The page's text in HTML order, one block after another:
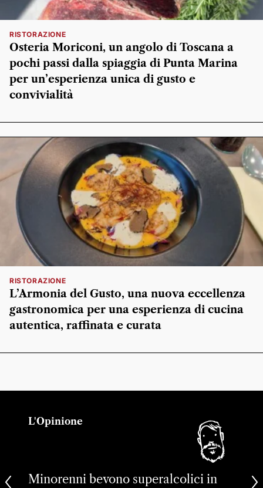
RISTORAZIONE
Osteria Moriconi, un angolo di Toscana a
pochi passi dalla spiaggia di Punta Marina
per un’esperienza unica di gusto e
convivialità
RISTORAZIONE
L’Armonia del Gusto, una nuova eccellenza
gastronomica per una esperienza di cucina
autentica, raffinata e curata
L'Opinione
Minorenni bevono superalcolici in